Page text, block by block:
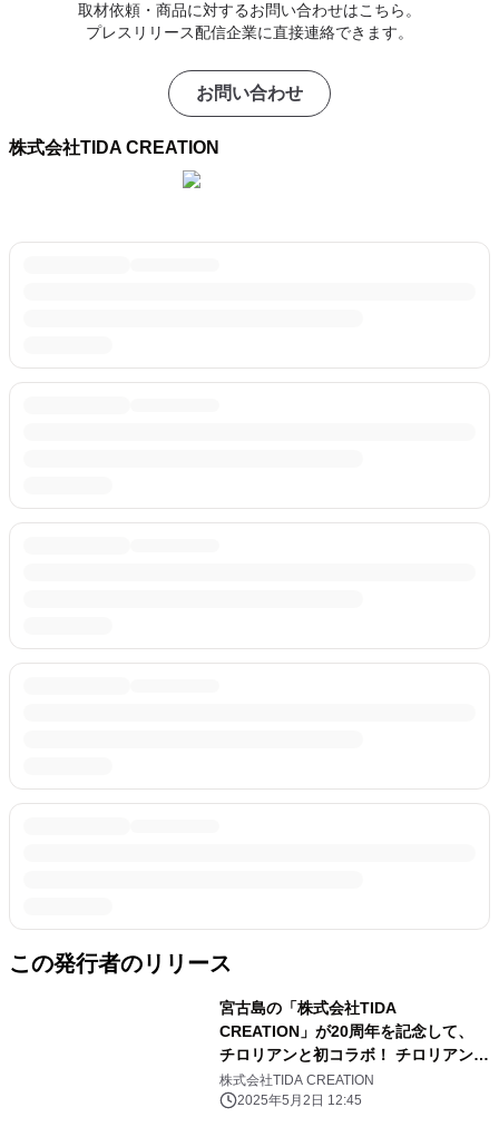
取材依頼・商品に対するお問い合わせはこちら。
プレスリリース配信企業に直接連絡できます。
お問い合わせ
株式会社TIDA CREATION
この発行者のリリース
宮古島の「株式会社TIDA
CREATION」が20周年を記念して、
チロリアンと初コラボ！ チロリアン×
宮古島黒糖のコラボ商品を5/25(日)よ
り発売！
株式会社TIDA CREATION
2025年5月2日 12:45